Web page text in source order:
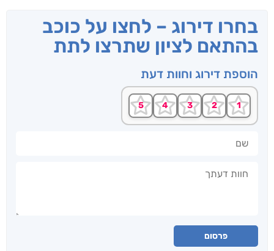
בחרו דירוג – לחצו על כוכב
בהתאם לציון שתרצו לתת
הוספת דירוג וחוות דעת
פרסום